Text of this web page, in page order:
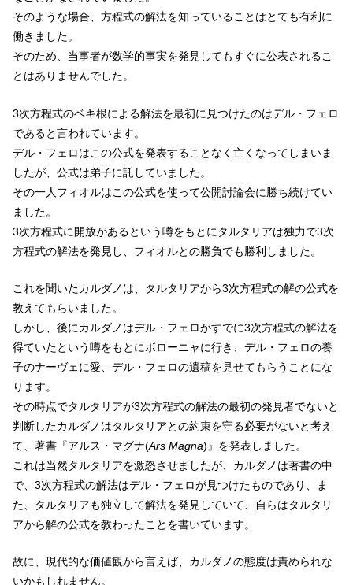
そのような場合、方程式の解法を知っていることはとても有利に
働きました。
そのため、当事者が数学的事実を発見してもすぐに公表されるこ
とはありませんでした。
3次方程式のベキ根による解法を最初に見つけたのはデル・フェロ
であると言われています。
デル・フェロはこの公式を発表することなく亡くなってしまいま
したが、公式は弟子に託していました。
その一人フィオルはこの公式を使って公開討論会に勝ち続けてい
ました。
3次方程式に開放があるという噂をもとにタルタリアは独力で3次
方程式の解法を発見し、フィオルとの勝負でも勝利しました。
これを聞いたカルダノは、タルタリアから3次方程式の解の公式を
教えてもらいました。
しかし、後にカルダノはデル・フェロがすでに3次方程式の解法を
得ていたという噂をもとにボローニャに行き、デル・フェロの養
子のナーヴェに愛、デル・フェロの遺稿を見せてもらうことにな
ります。
その時点でタルタリアが3次方程式の解法の最初の発見者でないと
判断したカルダノはタルタリアとの約束を守る必要がないと考え
て、著書『アルス・マグナ(Ars Magna)』を発表しました。
これは当然タルタリアを激怒させましたが、カルダノは著書の中
で、3次方程式の解法はデル・フェロが見つけたものであり、ま
た、タルタリアも独立して解法を発見していて、自らはタルタリ
アから解の公式を教わったことを書いています。
故に、現代的な価値観から言えば、カルダノの態度は責められな
いかもしれません。